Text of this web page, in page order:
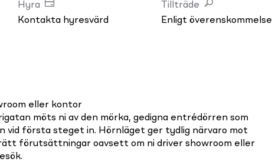
Hyra
Kontakta hyresvärd
Tillträde
Enligt överenskommelse
eller kontor
möts ni av den mörka, gedigna entrédörren som
vid första steget in. Hörnläget ger tydlig närvaro mot
förutsättningar oavsett om ni driver showroom eller